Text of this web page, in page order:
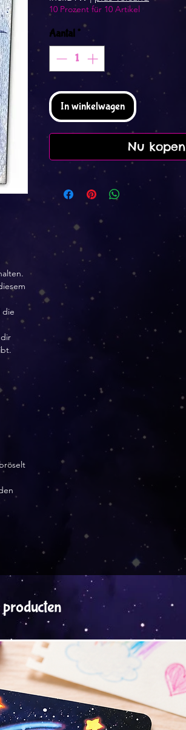
die
10 Prozent für 10 Artikel
Aantal*
In winkelwagen
Nu kopen